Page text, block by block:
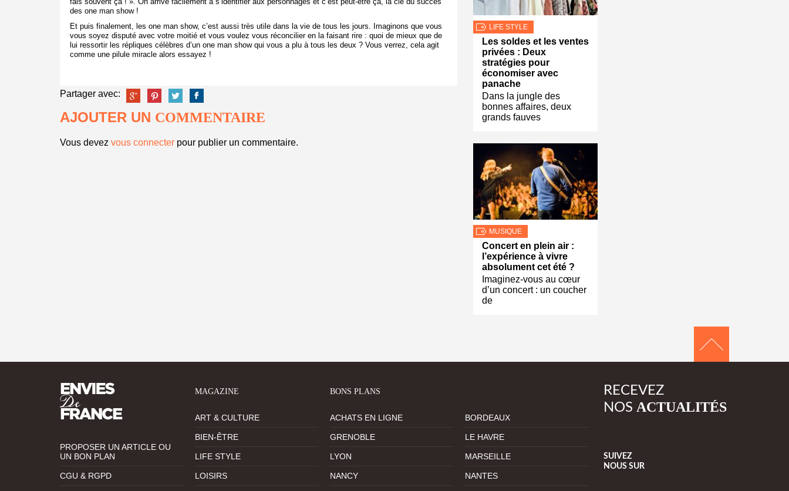
des one man show !
Et puis finalement, les one man show, c’est aussi très utile dans la vie de tous les jours. Imaginons que vous
vous soyez disputé avec votre moitié et vous voulez vous réconcilier en la faisant rire : quoi de mieux que de
lui ressortir les répliques célèbres d’un one man show qui vous a plu à tous les deux ? Vous verrez, cela agit
comme une pilule miracle alors essayez !
Partager avec:
AJOUTER UN COMMENTAIRE
Vous devez vous connecter pour publier un commentaire.
LIFE STYLE
Les soldes et les ventes
privées : Deux
stratégies pour
économiser avec
panache
Dans la jungle des
bonnes affaires, deux
grands fauves
MUSIQUE
Concert en plein air :
l’expérience à vivre
absolument cet été ?
Imaginez-vous au cœur
d’un concert : un coucher
de
PROPOSER UN ARTICLE OU
UN BON PLAN
CGU & RGPD
MAGAZINE
ART & CULTURE
BIEN-ÊTRE
LIFE STYLE
LOISIRS
BONS PLANS
ACHATS EN LIGNE BORDEAUX
GRENOBLE LE HAVRE
LYON MARSEILLE
NANCY NANTES
RECEVEZ
NOS ACTUALITÉS
SUIVEZ
NOUS SUR